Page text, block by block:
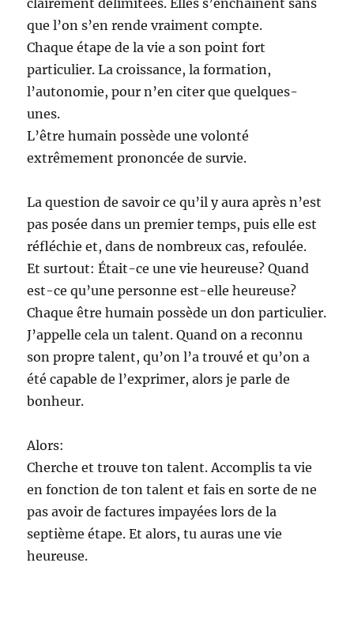
clairement délimitées. Elles s’enchaînent sans
que l’on s’en rende vraiment compte.
Chaque étape de la vie a son point fort
particulier. La croissance, la formation,
l’autonomie, pour n’en citer que quelques-
unes.
L’être humain possède une volonté
extrêmement prononcée de survie.
La question de savoir ce qu’il y aura après n’est
pas posée dans un premier temps, puis elle est
réfléchie et, dans de nombreux cas, refoulée.
Et surtout: Était-ce une vie heureuse? Quand
est-ce qu’une personne est-elle heureuse?
Chaque être humain possède un don particulier.
J’appelle cela un talent. Quand on a reconnu
son propre talent, qu’on l’a trouvé et qu’on a
été capable de l’exprimer, alors je parle de
bonheur.
Alors:
Cherche et trouve ton talent. Accomplis ta vie
en fonction de ton talent et fais en sorte de ne
pas avoir de factures impayées lors de la
septième étape. Et alors, tu auras une vie
heureuse.